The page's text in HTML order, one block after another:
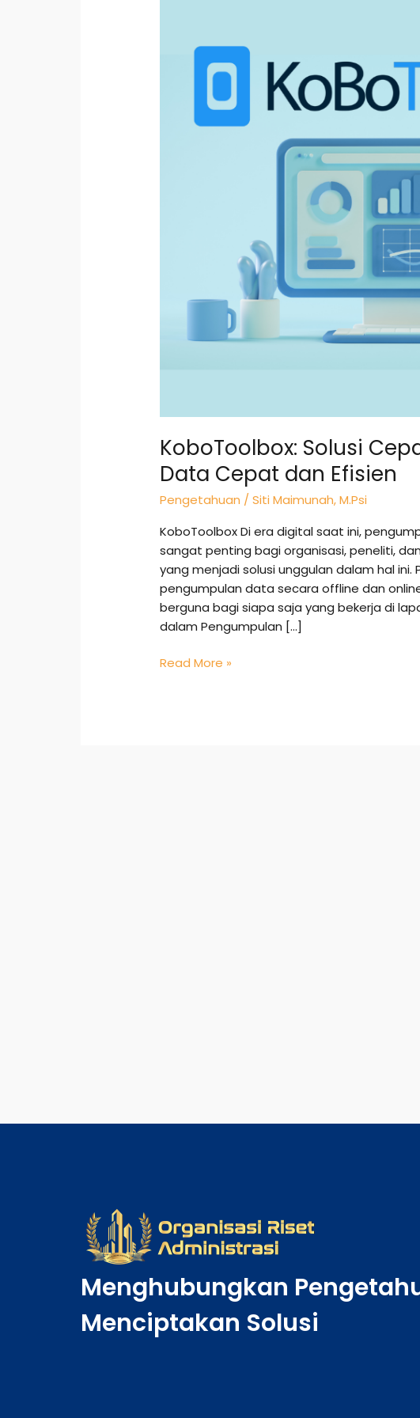
KoboToolbox: Solusi
Data Cepat dan Efisien
Pengetahuan /Siti Maimunah, M.Psi
KoboToolbox Di era digital saat ini,
sangat penting bagi organisasi, peneliti,
yang menjadi solusi unggulan dalam hal ini.
pengumpulan data secara offline dan
berguna bagi siapa saja yang bekerja di
dalam Pengumpulan […]
Cepat
Read More »
Menghubungkan
Menciptakan Solusi